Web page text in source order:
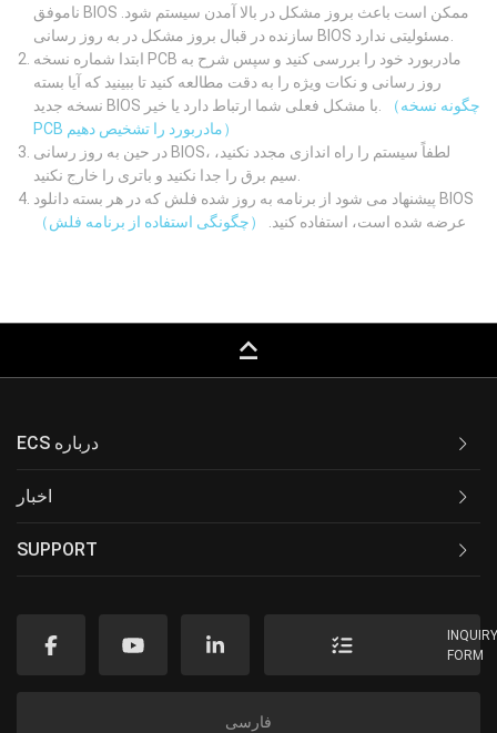
ناموفق BIOS ممکن است باعث بروز مشکل در بالا آمدن سیستم شود.
ابتدا شماره نسخه PCB مادربورد خود را بررسی کنید و سپس شرح به
روز رسانی و نکات ویژه را به دقت مطالعه کنید تا ببینید که آیا بسته
（چگونه نسخه
PCB مادربورد را تشخیص دهیم）
در حین به روز رسانی BIOS، لطفاً سیستم را راه اندازی مجدد نکنید،
پیشنهاد می شود از برنامه به روز شده فلش که در هر بسته دانلود BIOS
عرضه شده است، استفاده کنید.
（چگونگی استفاده از برنامه فلش）
keyboard_capslock
ECS درباره
اخبار
SUPPORT
FORM
فارسی